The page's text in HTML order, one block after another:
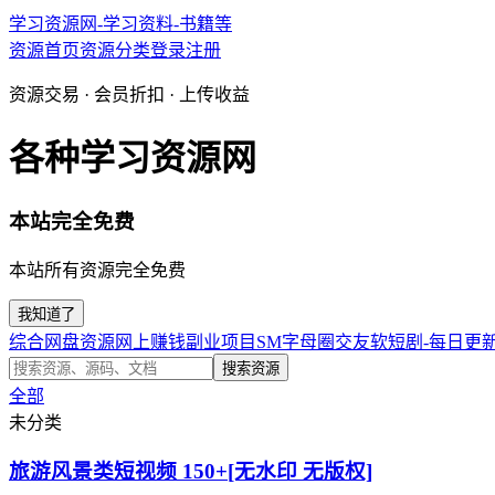
学习资源网-学习资料-书籍等
资源首页资源分类登录注册
资源交易 · 会员折扣 · 上传收益
各种学习资源网
本站完全免费
本站所有资源完全免费
我知道了
综合网盘资源 网上赚钱副业项目 SM字母圈交友软短剧-每日更
搜索资源
全部
未分类
旅游风景类短视频 150+[无水印 无版权]